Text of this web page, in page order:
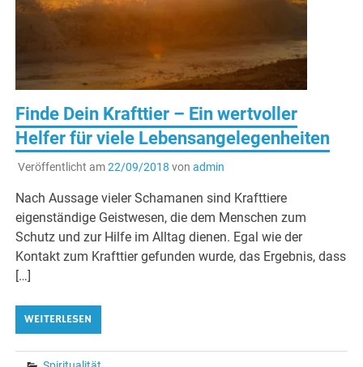
Finde Dein Krafttier – Ein wertvoller
Helfer für viele Lebensangelegenheiten
Veröffentlicht am22/09/2018 von admin
Nach Aussage vieler Schamanen sind Krafttiere
eigenständige Geistwesen, die dem Menschen zum
Schutz und zur Hilfe im Alltag dienen. Egal wie der
Kontakt zum Krafttier gefunden wurde, das Ergebnis, dass
[…]
WEITERLESEN